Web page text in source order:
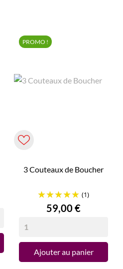
3 Couteaux de Boucher
(1)
Prix
59,00 €
Ajouter au panier
PROMO !